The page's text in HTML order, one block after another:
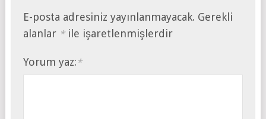
E-posta adresiniz yayınlanmayacak. Gerekli
alanlar *ile işaretlenmişlerdir
Yorum yaz: *